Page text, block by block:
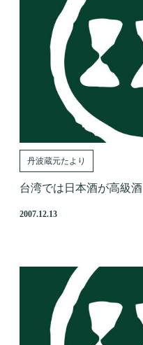
丹波蔵元たより
台湾では日本酒が高級酒
2007.12.13